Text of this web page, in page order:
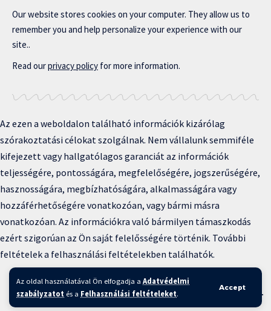
Az oldal használatával Ön elfogadja a Adatvédelmi
szabályzatot és a Felhasználási feltételeket.
Accept
Our website stores cookies on your computer. They allow us to
remember you and help personalize your experience with our
site..
Read ourprivacy policy for more information.
Az ezen a weboldalon található információk kizárólag
szórakoztatási célokat szolgálnak. Nem vállalunk semmiféle
kifejezett vagy hallgatólagos garanciát az információk
teljességére, pontosságára, megfelelőségére, jogszerűségére,
hasznosságára, megbízhatóságára, alkalmasságára vagy
hozzáférhetőségére vonatkozóan, vagy bármi másra
vonatkozóan. Az információkra való bármilyen támaszkodás
ezért szigorúan az Ön saját felelősségére történik. További
feltételek a felhasználási feltételekben találhatók.
Copyright © 2025 BFKH.hu
Felhasználási feltételek –Adatvédelmi irányelvek – Kapcsolat –